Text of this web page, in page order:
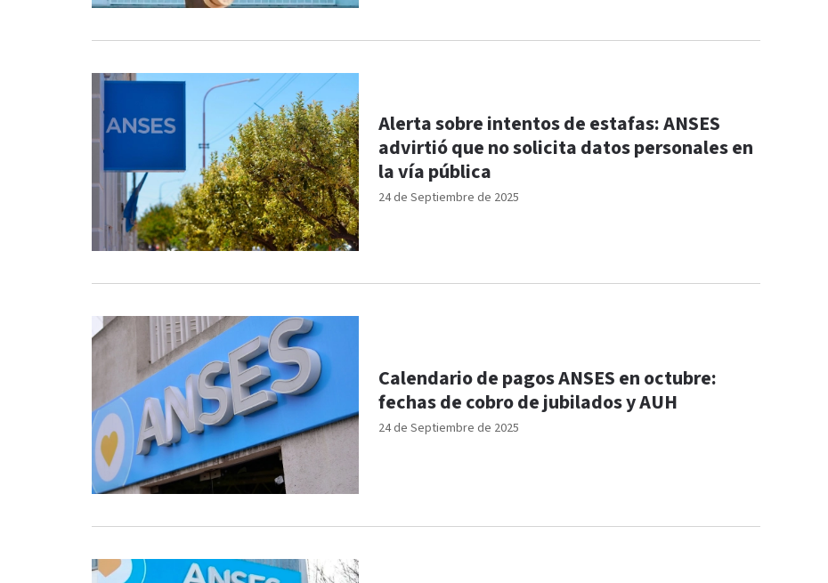
24 de Septiembre de 2025
Alerta sobre intentos de estafas: ANSES
advirtió que no solicita datos personales en
la vía pública
24 de Septiembre de 2025
Calendario de pagos ANSES en octubre:
fechas de cobro de jubilados y AUH